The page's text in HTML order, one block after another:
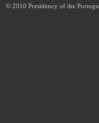
© 2010 Presidency of the